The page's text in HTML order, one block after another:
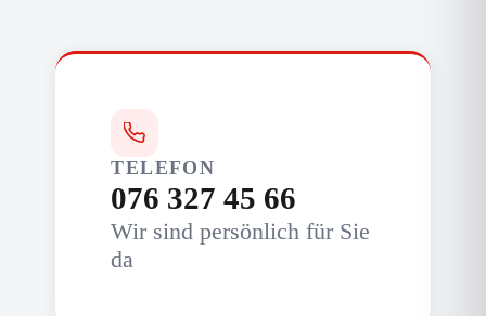
TELEFON
076 327 45 66
Wir sind persönlich für Sie
da